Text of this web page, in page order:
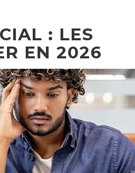
: LES
EN 2026